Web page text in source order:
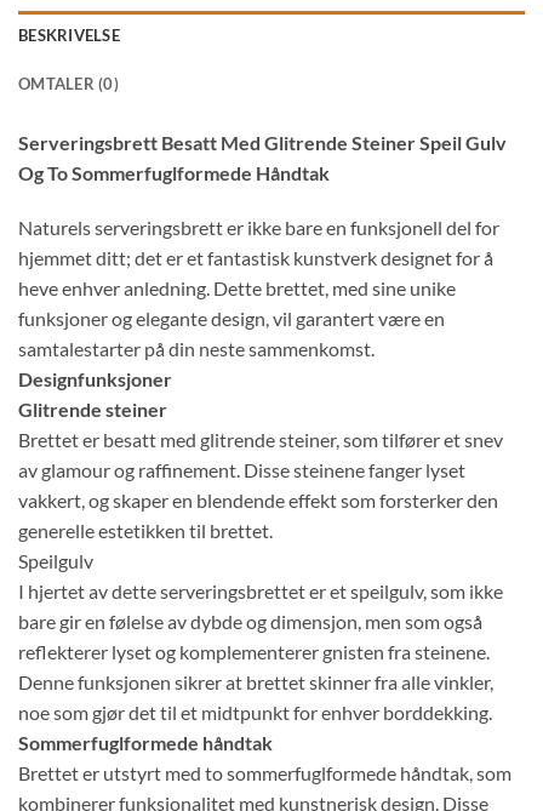
BESKRIVELSE
OMTALER (0)
Serveringsbrett Besatt Med Glitrende Steiner Speil Gulv
Og To Sommerfuglformede Håndtak
Naturels serveringsbrett er ikke bare en funksjonell del for
hjemmet ditt; det er et fantastisk kunstverk designet for å
heve enhver anledning. Dette brettet, med sine unike
funksjoner og elegante design, vil garantert være en
samtalestarter på din neste sammenkomst.
Designfunksjoner
Glitrende steiner
Brettet er besatt med glitrende steiner, som tilfører et snev
av glamour og raffinement. Disse steinene fanger lyset
vakkert, og skaper en blendende effekt som forsterker den
generelle estetikken til brettet.
Speilgulv
I hjertet av dette serveringsbrettet er et speilgulv, som ikke
bare gir en følelse av dybde og dimensjon, men som også
reflekterer lyset og komplementerer gnisten fra steinene.
Denne funksjonen sikrer at brettet skinner fra alle vinkler,
noe som gjør det til et midtpunkt for enhver borddekking.
Sommerfuglformede håndtak
Brettet er utstyrt med to sommerfuglformede håndtak, som
kombinerer funksjonalitet med kunstnerisk design. Disse